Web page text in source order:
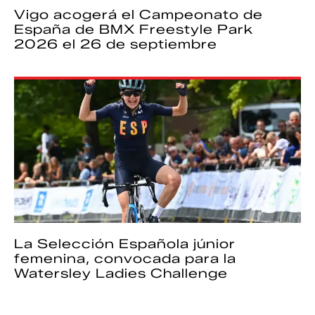
Vigo acogerá el Campeonato de
España de BMX Freestyle Park
2026 el 26 de septiembre
La Selección Española júnior
femenina, convocada para la
Watersley Ladies Challenge